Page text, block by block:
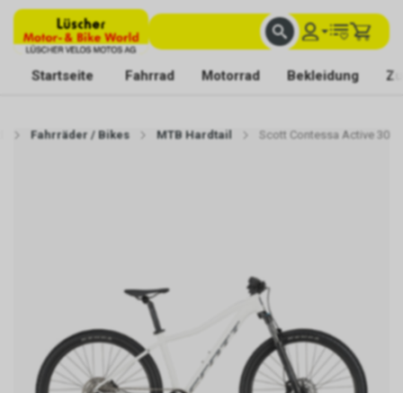
Startseite Fahrrad Motorrad Bekleidung
Fahrräder / Bikes MTB Hardtail Scott Contessa Active 30